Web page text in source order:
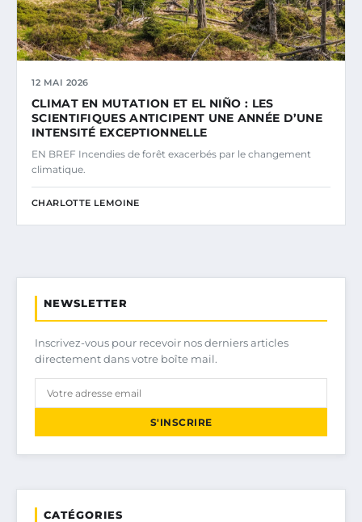
12 MAI 2026
CLIMAT EN MUTATION ET EL NIÑO : LES
SCIENTIFIQUES ANTICIPENT UNE ANNÉE D’UNE
INTENSITÉ EXCEPTIONNELLE
EN BREF Incendies de forêt exacerbés par le changement
climatique.
CHARLOTTE LEMOINE
NEWSLETTER
Inscrivez-vous pour recevoir nos derniers articles
directement dans votre boîte mail.
S'INSCRIRE
CATÉGORIES